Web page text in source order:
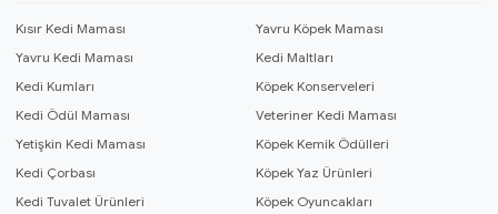
Kısır Kedi Maması
Yavru Köpek Maması
Yavru Kedi Maması
Kedi Maltları
Kedi Kumları
Köpek Konserveleri
Kedi Ödül Maması
Veteriner Kedi Maması
Yetişkin Kedi Maması
Köpek Kemik Ödülleri
Kedi Çorbası
Köpek Yaz Ürünleri
Kedi Tuvalet Ürünleri
Köpek Oyuncakları